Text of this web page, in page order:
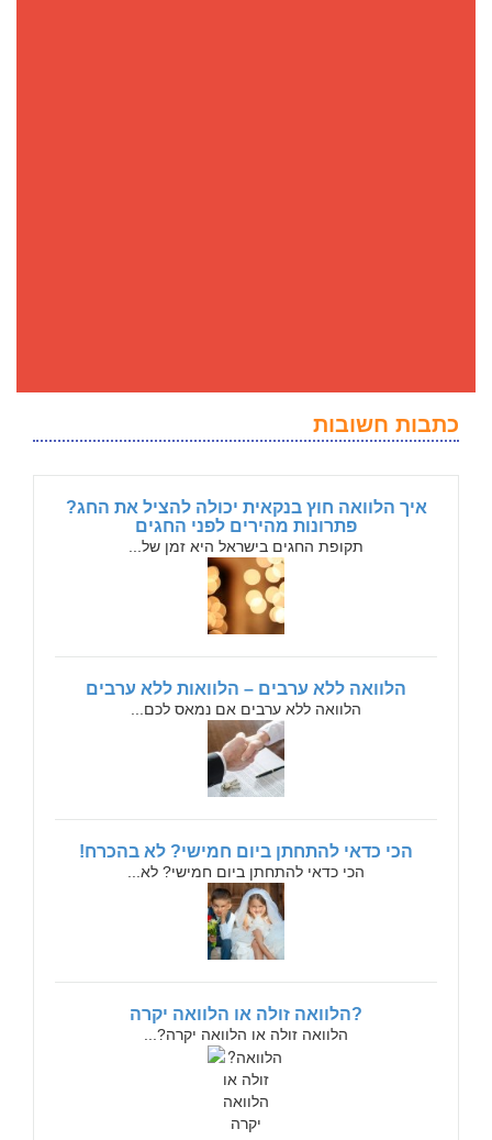
כתבות חשובות
איך הלוואה חוץ בנקאית יכולה להציל את החג?
פתרונות מהירים לפני החגים
תקופת החגים בישראל היא זמן של...
הלוואה ללא ערבים – הלוואות ללא ערבים
הלוואה ללא ערבים אם נמאס לכם...
הכי כדאי להתחתן ביום חמישי? לא בהכרח!
הכי כדאי להתחתן ביום חמישי? לא...
?הלוואה זולה או הלוואה יקרה
הלוואה זולה או הלוואה יקרה?...